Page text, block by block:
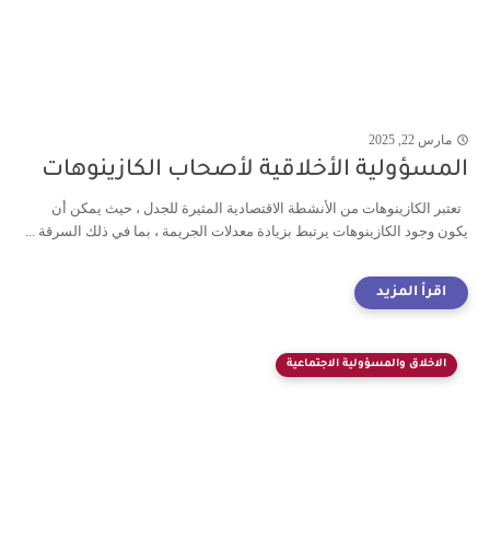
مارس 22, 2025
المسؤولية الأخلاقية لأصحاب الكازينوهات
تعتبر الكازينوهات من الأنشطة الاقتصادية المثيرة للجدل ، حيث يمكن أن
يكون وجود الكازينوهات يرتبط بزيادة معدلات الجريمة ، بما في ذلك السرقة ...
الاخلاق والمسؤولية الاجتماعية